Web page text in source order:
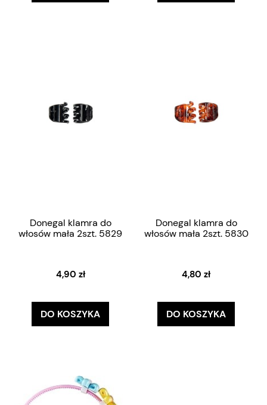
Donegal klamra do
włosów mała 2szt. 5829
4,90 zł
DO KOSZYKA
Donegal klamra do
włosów mała 2szt. 5830
4,80 zł
DO KOSZYKA